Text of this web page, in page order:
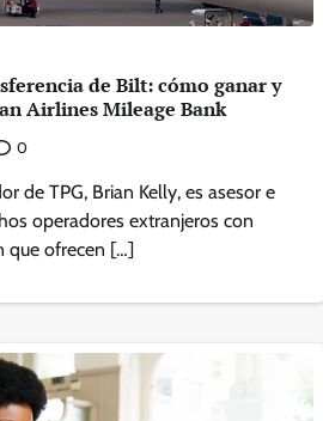
de Bilt: cómo ganar y
Airlines Mileage Bank
0
de TPG, Brian Kelly, es asesor e
operadores extranjeros con
que ofrecen […]